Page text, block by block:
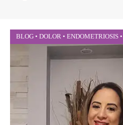
BLOG • DOLOR • ENDOMETRIOSIS •